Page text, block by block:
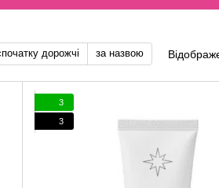
дорожчі за назвою
3
3